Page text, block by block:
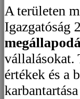
A területen
Igazgatóság
vállalásokat.
értékek és a